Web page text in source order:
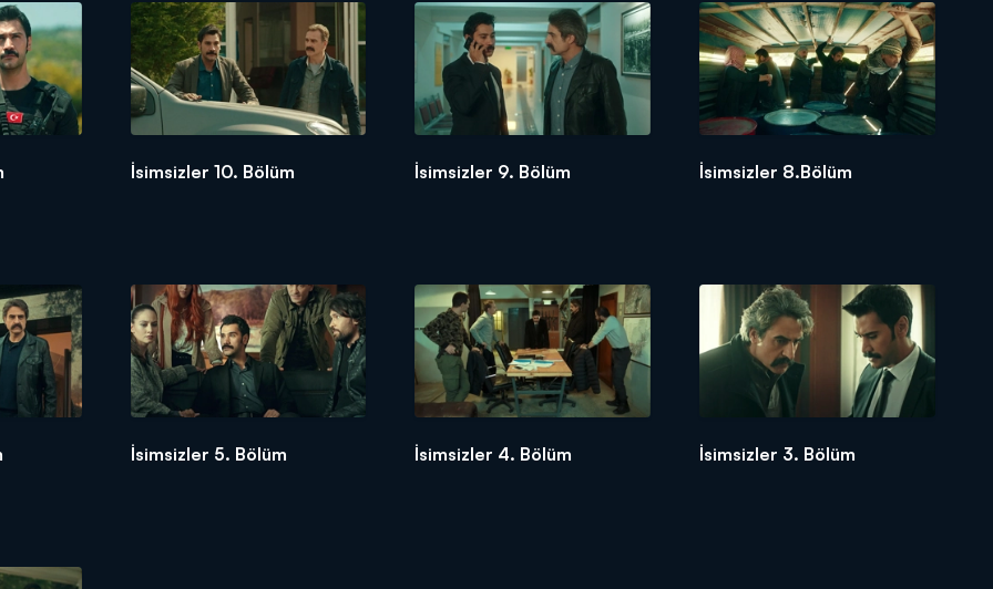
İsimsizler 10. Bölüm İsimsizler 9. Bölüm İsimsizler 8.Bölüm
İsimsizler 5. Bölüm İsimsizler 4. Bölüm İsimsizler 3. Bölüm